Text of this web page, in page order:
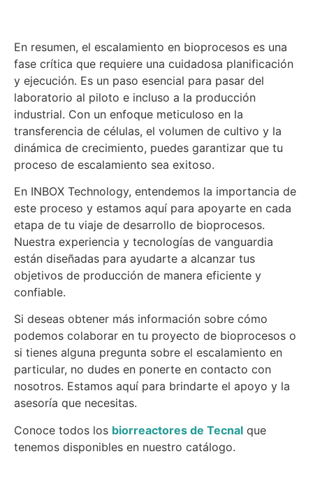
En resumen, el escalamiento en bioprocesos es una
fase crítica que requiere una cuidadosa planificación
y ejecución. Es un paso esencial para pasar del
laboratorio al piloto e incluso a la producción
industrial. Con un enfoque meticuloso en la
transferencia de células, el volumen de cultivo y la
dinámica de crecimiento, puedes garantizar que tu
proceso de escalamiento sea exitoso.
En INBOX Technology, entendemos la importancia de
este proceso y estamos aquí para apoyarte en cada
etapa de tu viaje de desarrollo de bioprocesos.
Nuestra experiencia y tecnologías de vanguardia
están diseñadas para ayudarte a alcanzar tus
objetivos de producción de manera eficiente y
confiable.
Si deseas obtener más información sobre cómo
podemos colaborar en tu proyecto de bioprocesos o
si tienes alguna pregunta sobre el escalamiento en
particular, no dudes en ponerte en contacto con
nosotros. Estamos aquí para brindarte el apoyo y la
asesoría que necesitas.
Conoce todos los biorreactores de Tecnal que
tenemos disponibles en nuestro catálogo.